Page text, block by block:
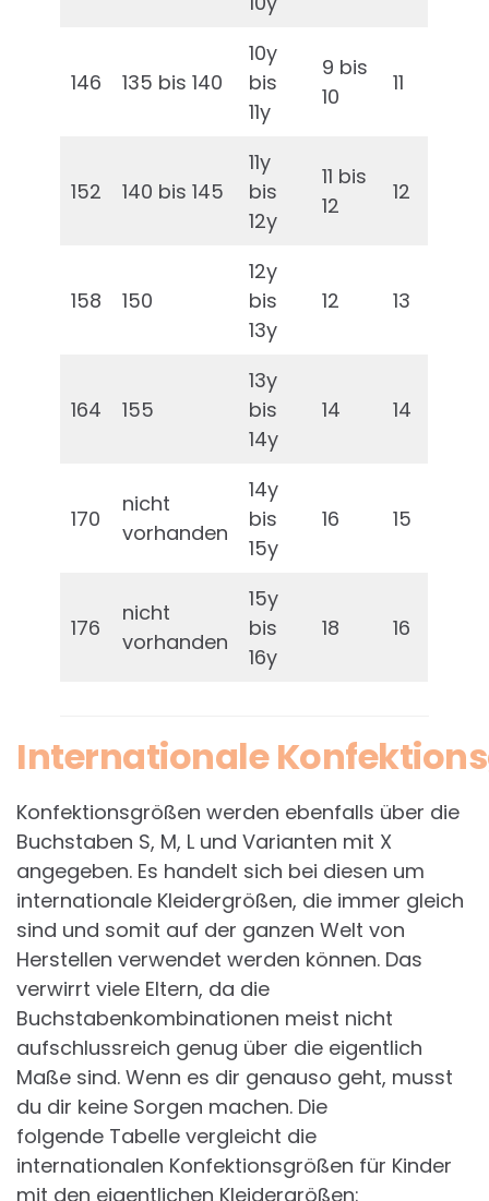
146 135 bis 140
10y
bis
11y
9 bis
10
11
152 140 bis 145
11y
bis
12y
11 bis
12
12
158 150
12y
bis
13y
12 13
164 155
13y
bis
14y
14 14
170
nicht
vorhanden
14y
bis
15y
16 15
176
nicht
vorhanden
15y
bis
16y
18 16
Internationale
Konfektionsgrößen werden ebenfalls über die
Buchstaben S, M, L und Varianten mit X
angegeben. Es handelt sich bei diesen um
internationale Kleidergrößen, die immer gleich
sind und somit auf der ganzen Welt von
Herstellen verwendet werden können. Das
verwirrt viele Eltern, da die
Buchstabenkombinationen meist nicht
aufschlussreich genug über die eigentlich
Maße sind. Wenn es dir genauso geht, musst
du dir keine Sorgen machen. Die
folgende Tabelle vergleicht die
internationalen Konfektionsgrößen für Kinder
mit den eigentlichen Kleidergrößen: